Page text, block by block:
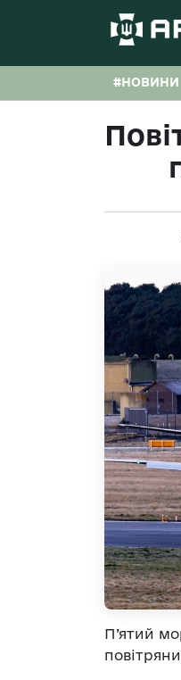
#НОВИНИ
П’ятий